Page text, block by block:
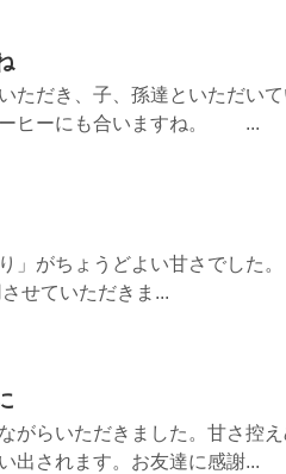
ただき、子、孫達といただい
ーヒーにも合いますね。 ...
」がちょうどよい甘さでした
せていただきま...
がらいただきました。甘さ控
出されます。お友達に感謝...